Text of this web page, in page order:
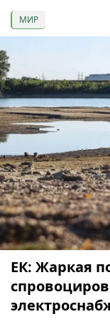
МИР
ЕК: Жаркая